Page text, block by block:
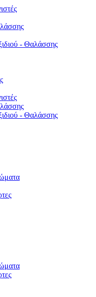
- Θαλάσσης
- Θαλάσσης